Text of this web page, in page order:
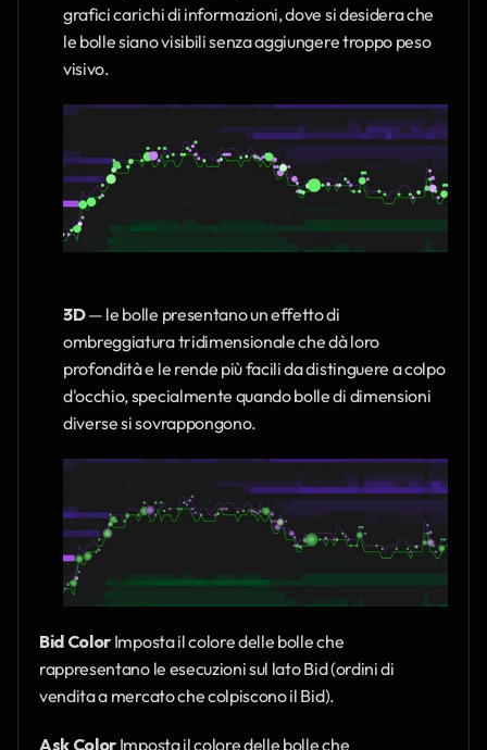
grafici carichi di informazioni, dove si desidera che
le bolle siano visibili senza aggiungere troppo peso
visivo.
3D — le bolle presentano un effetto di
ombreggiatura tridimensionale che dà loro
profondità e le rende più facili da distinguere a colpo
d'occhio, specialmente quando bolle di dimensioni
diverse si sovrappongono.
Bid Color Imposta il colore delle bolle che
rappresentano le esecuzioni sul lato Bid (ordini di
vendita a mercato che colpiscono il Bid).
Ask Color Imposta il colore delle bolle che